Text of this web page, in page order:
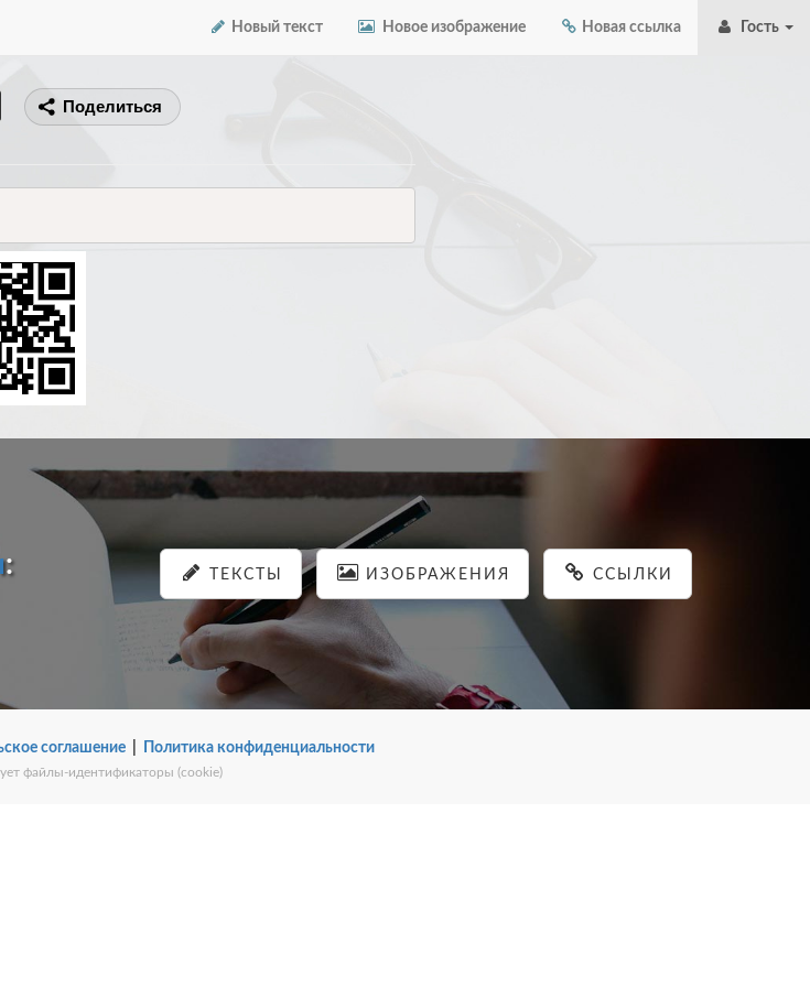
Новый текст Новое изображение Новая ссылка Гость
Поделиться
: ТЕКСТЫ ИЗОБРАЖЕНИЯ ССЫЛКИ
соглашение| Политика конфиденциальности
файлы-идентификаторы (cookie)